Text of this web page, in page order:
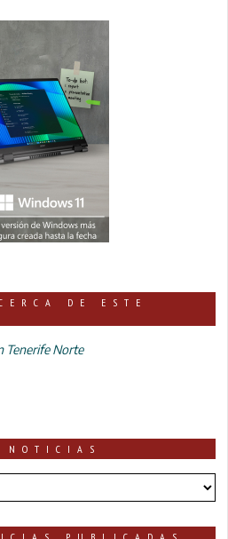
DE ESTE
Tenerife Norte
NOTICIAS